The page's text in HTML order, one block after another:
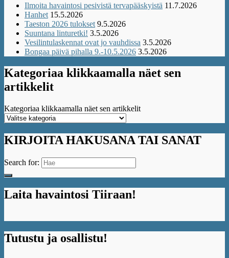
Ilmoita havaintosi pesivistä tervapääskyistä 11.7.2026
Hanhet 15.5.2026
Taeston 2026 tulokset 9.5.2026
Suuntana linturetki! 3.5.2026
Vesilintulaskennat ovat jo vauhdissa 3.5.2026
Bongaa päivä pihalla 9.-10.5.2026 3.5.2026
Kategoriaa klikkaamalla näet sen
artikkelit
Kategoriaa klikkaamalla näet sen artikkelit
KIRJOITA HAKUSANA TAI SANAT
Search for:
Laita havaintosi Tiiraan!
Tutustu ja osallistu!